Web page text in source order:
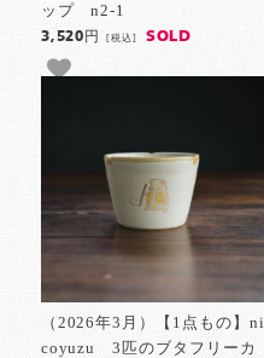
ップ n2-1
3,520円[税込] SOLD
（2026年3月）【1点もの】ni
coyuzu 3匹のブタフリーカ